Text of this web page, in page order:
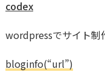
codex
wordpressでサイト制
bloginfo(“url”)